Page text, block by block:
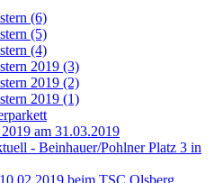
(6)
(5)
(4)
2019 (3)
2019 (2)
2019 (1)
am 31.03.2019
- Beinhauer/Pohlner Platz 3 in
beim TSC Olsberg